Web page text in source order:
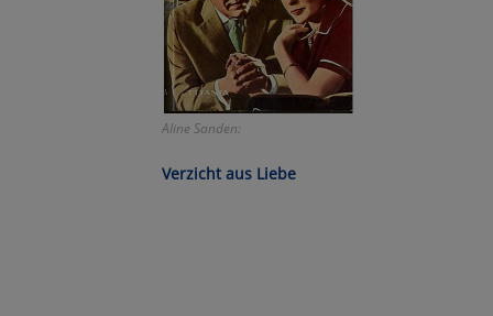
Aline Sanden:
Verzicht aus Liebe